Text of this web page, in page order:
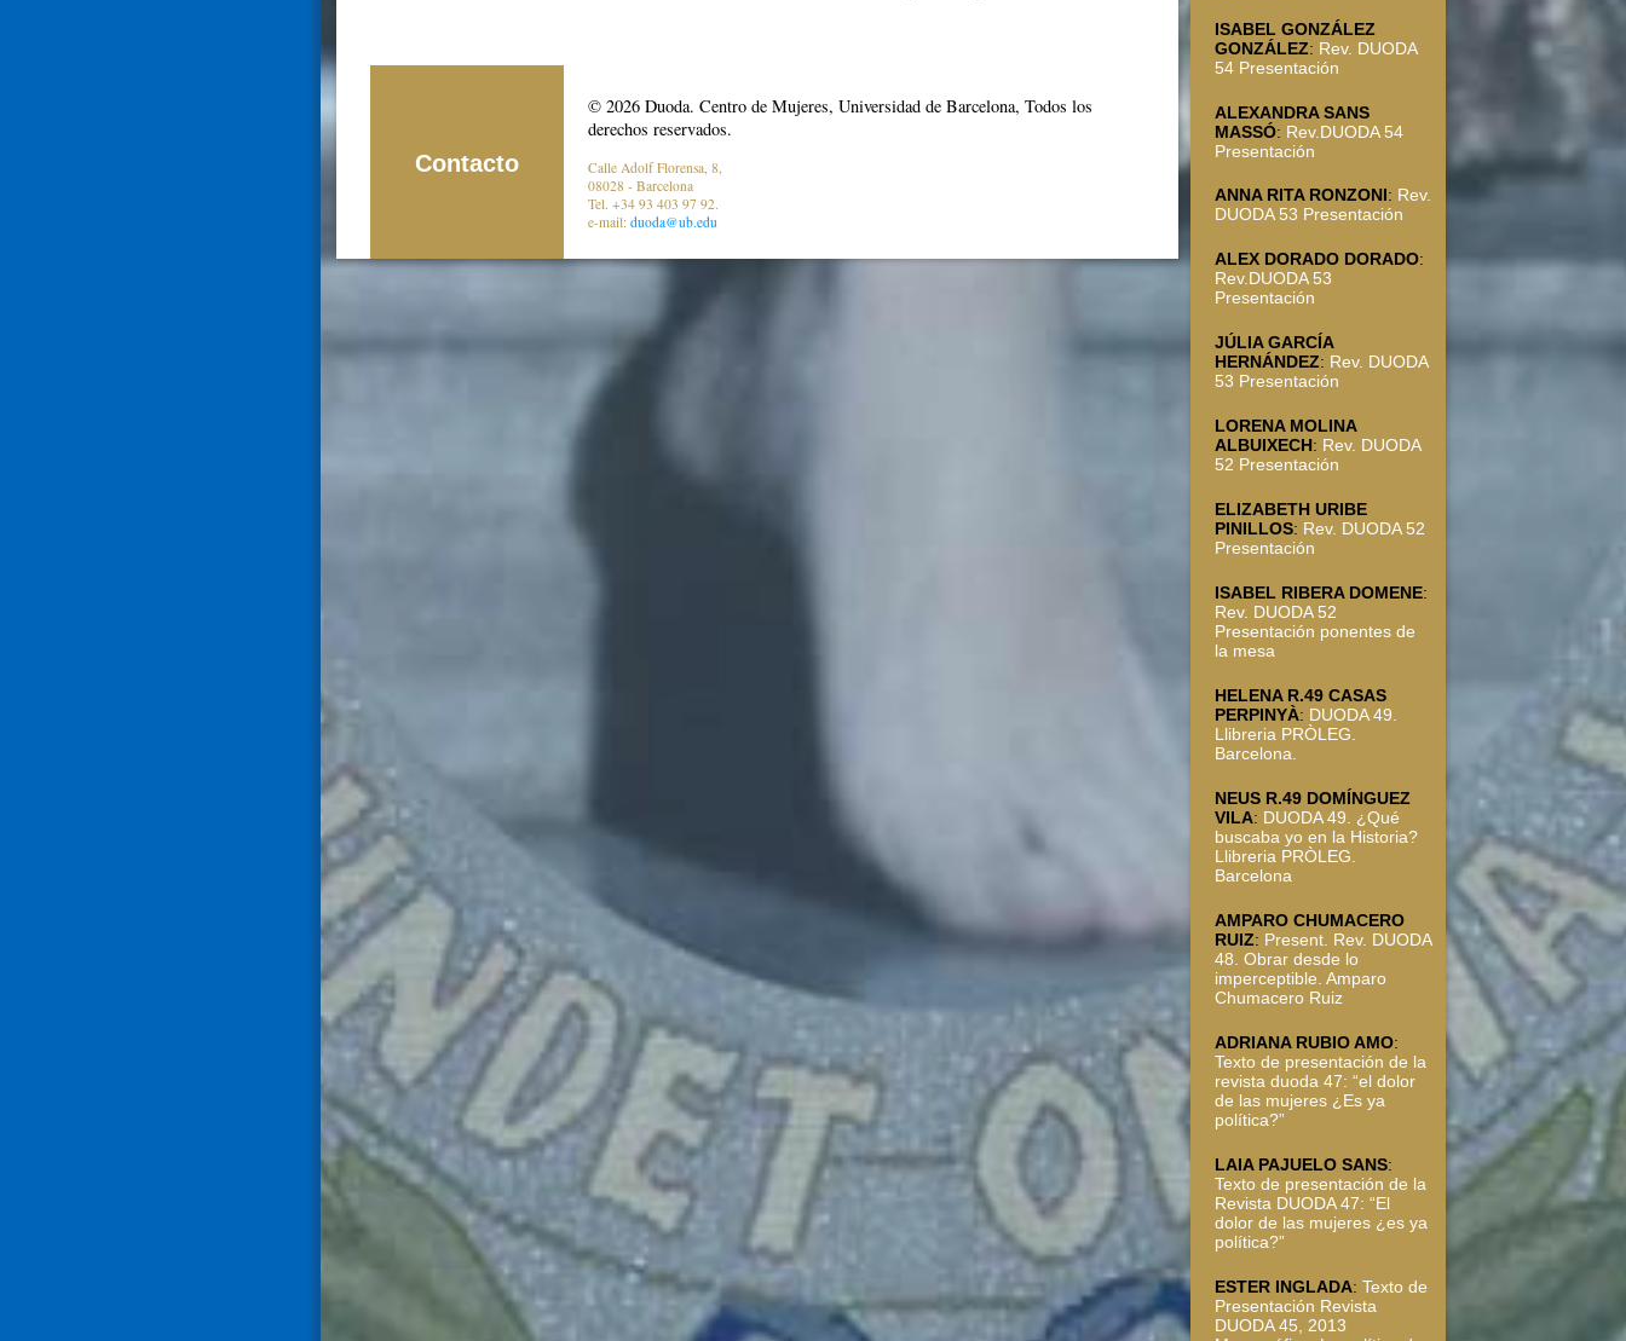
Contacto
© 2026 Duoda. Centro de Mujeres, Universidad de Barcelona, Todos los
derechos reservados.
Calle Adolf Florensa, 8,
08028 - Barcelona
Tel. +34 93 403 97 92.
e-mail: duoda@ub.edu
ISABEL GONZÁLEZ
GONZÁLEZ: Rev. DUODA
54 Presentación
ALEXANDRA SANS
MASSÓ: Rev.DUODA 54
Presentación
ANNA RITA RONZONI: Rev.
DUODA 53 Presentación
ALEX DORADO DORADO:
Rev.DUODA 53
Presentación
JÚLIA GARCÍA
HERNÁNDEZ: Rev. DUODA
53 Presentación
LORENA MOLINA
ALBUIXECH: Rev. DUODA
52 Presentación
ELIZABETH URIBE
PINILLOS: Rev. DUODA 52
Presentación
ISABEL RIBERA DOMENE:
Rev. DUODA 52
Presentación ponentes de
la mesa
HELENA R.49 CASAS
PERPINYÀ: DUODA 49.
Llibreria PRÒLEG.
Barcelona.
NEUS R.49 DOMÍNGUEZ
VILA: DUODA 49. ¿Qué
buscaba yo en la Historia?
Llibreria PRÒLEG.
Barcelona
AMPARO CHUMACERO
RUIZ: Present. Rev. DUODA
48. Obrar desde lo
imperceptible. Amparo
Chumacero Ruiz
ADRIANA RUBIO AMO:
Texto de presentación de la
revista duoda 47: “el dolor
de las mujeres ¿Es ya
política?”
LAIA PAJUELO SANS:
Texto de presentación de la
Revista DUODA 47: “El
dolor de las mujeres ¿es ya
política?”
ESTER INGLADA:Texto de
Presentación Revista
DUODA 45, 2013